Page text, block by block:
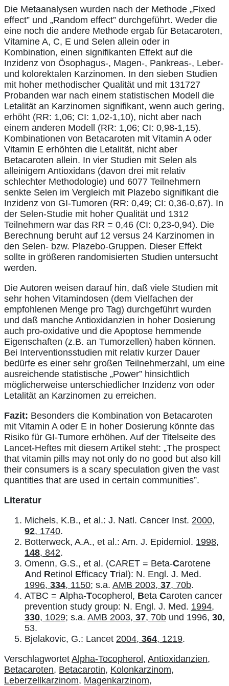
Die Metaanalysen wurden nach der Methode „Fixed
effect” und „Random effect” durchgeführt. Weder die
eine noch die andere Methode ergab für Betacaroten,
Vitamine A, C, E und Selen allein oder in
Kombination, einen signifikanten Effekt auf die
Inzidenz von Ösophagus-, Magen-, Pankreas-, Leber-
und kolorektalen Karzinomen. In den sieben Studien
mit hoher methodischer Qualität und mit 131727
Probanden war nach einem statistischen Modell die
Letalität an Karzinomen signifikant, wenn auch gering,
erhöht (RR: 1,06; CI: 1,02-1,10), nicht aber nach
einem anderen Modell (RR: 1,06; CI: 0,98-1,15).
Kombinationen von Betacaroten mit Vitamin A oder
Vitamin E erhöhten die Letalität, nicht aber
Betacaroten allein. In vier Studien mit Selen als
alleinigem Antioxidans (davon drei mit relativ
schlechter Methodologie) und 6077 Teilnehmern
senkte Selen im Vergleich mit Plazebo signifikant die
Inzidenz von GI-Tumoren (RR: 0,49; CI: 0,36-0,67). In
der Selen-Studie mit hoher Qualität und 1312
Teilnehmern war das RR = 0,46 (CI: 0,23-0,94). Die
Berechnung beruht auf 12 versus 24 Karzinomen in
den Selen- bzw. Plazebo-Gruppen. Dieser Effekt
sollte in größeren randomisierten Studien untersucht
werden.
Die Autoren weisen darauf hin, daß viele Studien mit
sehr hohen Vitamindosen (dem Vielfachen der
empfohlenen Menge pro Tag) durchgeführt wurden
und daß manche Antioxidanzien in hoher Dosierung
auch pro-oxidative und die Apoptose hemmende
Eigenschaften (z.B. an Tumorzellen) haben können.
Bei Interventionsstudien mit relativ kurzer Dauer
bedürfe es einer sehr großen Teilnehmerzahl, um eine
ausreichende statistische „Power” hinsichtlich
möglicherweise unterschiedlicher Inzidenz von oder
Letalität an Karzinomen zu erreichen.
Fazit: Besonders die Kombination von Betacaroten
mit Vitamin A oder E in hoher Dosierung könnte das
Risiko für GI-Tumore erhöhen. Auf der Titelseite des
Lancet-Heftes mit diesem Artikel steht: „The prospect
that vitamin pills may not only do no good but also kill
their consumers is a scary speculation given the vast
quantities that are used in certain communities”.
Literatur
Michels, K.B., et al.: J. Natl. Cancer Inst. 2000,
92, 1740.
Botterweck, A.A., et al.: Am. J. Epidemiol. 1998,
148, 842.
Omenn, G.S., et al. (CARET = Beta-Carotene
And Retinol Efficacy Trial): N. Engl. J. Med.
1996, 334, 1150; s.a. AMB 2003, 37, 70b.
ATBC = Alpha-Tocopherol, Beta Caroten cancer
prevention study group: N. Engl. J. Med. 1994,
330, 1029; s.a. AMB 2003, 37, 70b und 1996, 30,
53.
Bjelakovic, G.: Lancet 2004, 364, 1219.
Verschlagwortet Alpha-Tocopherol, Antioxidanzien,
Betacaroten, Betacarotin, Kolonkarzinom,
Leberzellkarzinom, Magenkarzinom,